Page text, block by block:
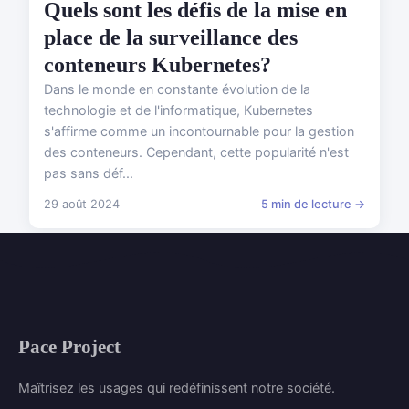
Quels sont les défis de la mise en
place de la surveillance des
conteneurs Kubernetes?
Dans le monde en constante évolution de la
technologie et de l'informatique, Kubernetes
s'affirme comme un incontournable pour la gestion
des conteneurs. Cependant, cette popularité n'est
pas sans déf...
29 août 2024 5 min de lecture →
Pace Project
Maîtrisez les usages qui redéfinissent notre société.